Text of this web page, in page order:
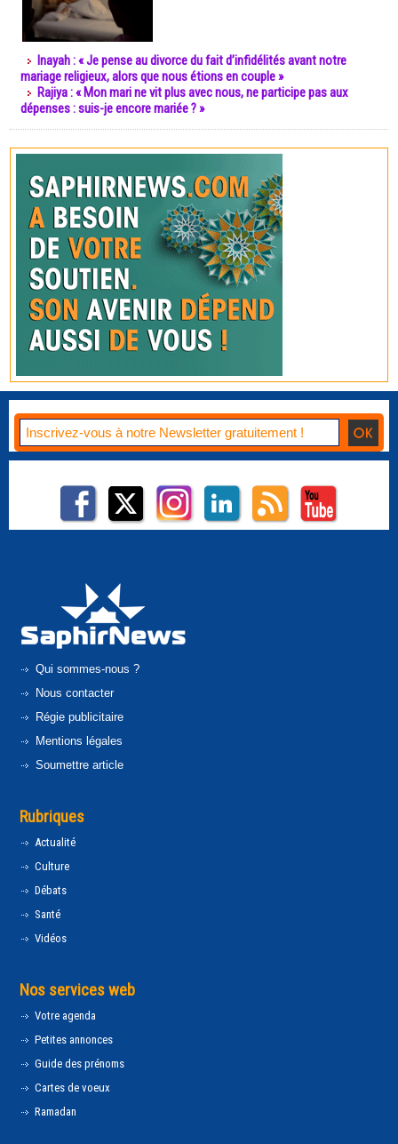
Inayah : « Je pense au divorce du fait d’infidélités avant notre
mariage religieux, alors que nous étions en couple »
Rajiya : « Mon mari ne vit plus avec nous, ne participe pas aux
dépenses : suis-je encore mariée ? »
Qui sommes-nous ?
Nous contacter
Régie publicitaire
Mentions légales
Soumettre article
Rubriques
Actualité
Culture
Débats
Santé
Vidéos
Nos services web
Votre agenda
Petites annonces
Guide des prénoms
Cartes de voeux
Ramadan